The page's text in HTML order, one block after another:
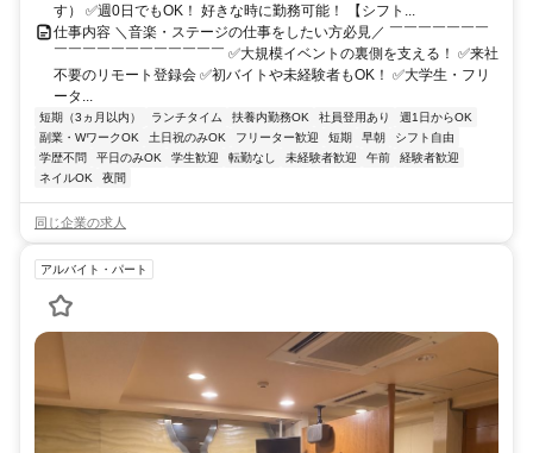
す） ✅週0日でもOK！ 好きな時に勤務可能！ 【シフト...
仕事内容 ＼音楽・ステージの仕事をしたい方必見／ ￣￣￣￣￣￣￣
￣￣￣￣￣￣￣￣￣￣￣￣ ✅大規模イベントの裏側を支える！ ✅来社
不要のリモート登録会 ✅初バイトや未経験者もOK！ ✅大学生・フリ
ータ...
短期（3ヵ月以内） ランチタイム 扶養内勤務OK 社員登用あり
週1日からOK
副業・WワークOK
土日祝のみOK フリーター歓迎 短期 早朝
シフト自由
学歴不問
平日のみOK 学生歓迎 転勤なし 未経験者歓迎 午前
経験者歓迎
ネイルOK
夜間
同じ企業の求人
アルバイト・パート